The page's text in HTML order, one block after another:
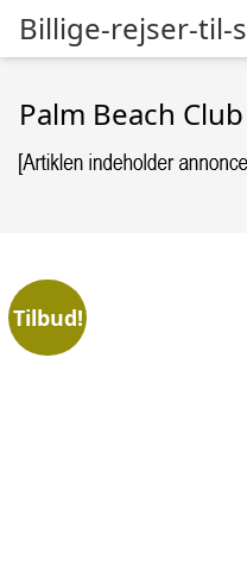
Billige-rejser-til-
Palm Beach
Tilbud!